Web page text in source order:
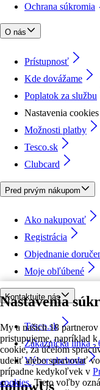
Nastavenia
My a našich 18
pristupujeme, napríklad
cookie, za účelom
udeliť alebo spravovať
prípadne kedykoľvek v
cookies. Tieto voľby
Ochrana súkromia
O nás
Prístupnosť
Kde dovážame
Poplatok za službu
Nastavenia cookies
Možnosti platby
Tesco.sk
Clubcard
Pred prvým nákupom
Ako nakupovať
Registrácia
Objednanie
Moje obľúbené
Kontaktujte nás
Tesco.sk
Zákaznícka linka -
Výber obchodu
followUs